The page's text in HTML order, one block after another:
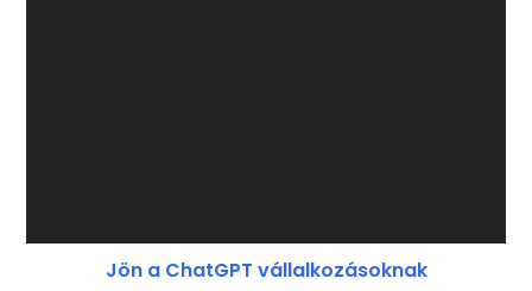
Jön a ChatGPT vállalkozásoknak